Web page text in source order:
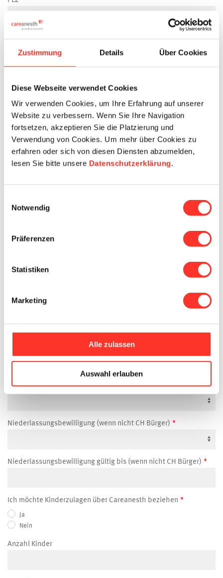
Zustimmung Details Über Cookies
Diese Webseite verwendet Cookies
Wir verwenden Cookies, um Ihre Erfahrung auf unserer
Website zu verbessern. Wenn Sie Ihre Navigation
fortsetzen, akzeptieren Sie die Platzierung und
Verwendung von Cookies. Um mehr über Cookies zu
erfahren oder sich von diesen Diensten abzumelden,
lesen Sie bitte unsere Datenschutzerklärung.
Notwendig
Präferenzen
Statistiken
Marketing
Alle zulassen
Auswahl erlauben
Ort
Mobilenummer
E-Mail
Verfügbar ab
Nationalität
Niederlassungsbewilligung (wenn nicht CH Bürger)
Niederlassungsbewilligung gültig bis (wenn nicht CH Bürger)
Ich möchte Kinderzulagen über Careanesth beziehen
Ja
Nein
Anzahl Kinder